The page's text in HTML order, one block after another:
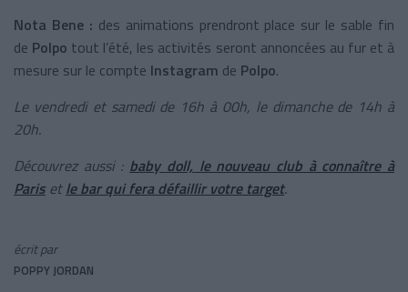
Nota Bene : des animations prendront place sur le sable fin
de Polpo tout l’été, les activités seront annoncées au fur et à
mesure sur le compte Instagram de Polpo.
Le vendredi et samedi de 16h à 00h, le dimanche de 14h à
20h.
Découvrez aussi : baby doll, le nouveau club à connaître à
Parisetle bar qui fera défaillir votre target.
écrit par
POPPY JORDAN